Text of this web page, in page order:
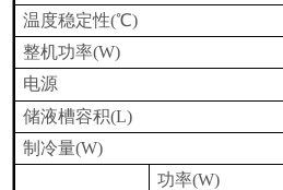
温度稳定性(℃)
整机功率(W)
电源
储液槽容积(L)
制冷量(W)
功率(W)